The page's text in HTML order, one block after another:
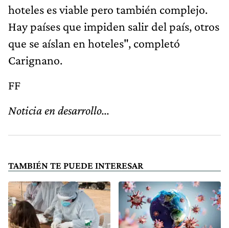
hoteles es viable pero también complejo.
Hay países que impiden salir del país, otros
que se aíslan en hoteles", completó
Carignano.
FF
Noticia en desarrollo...
TAMBIÉN TE PUEDE INTERESAR